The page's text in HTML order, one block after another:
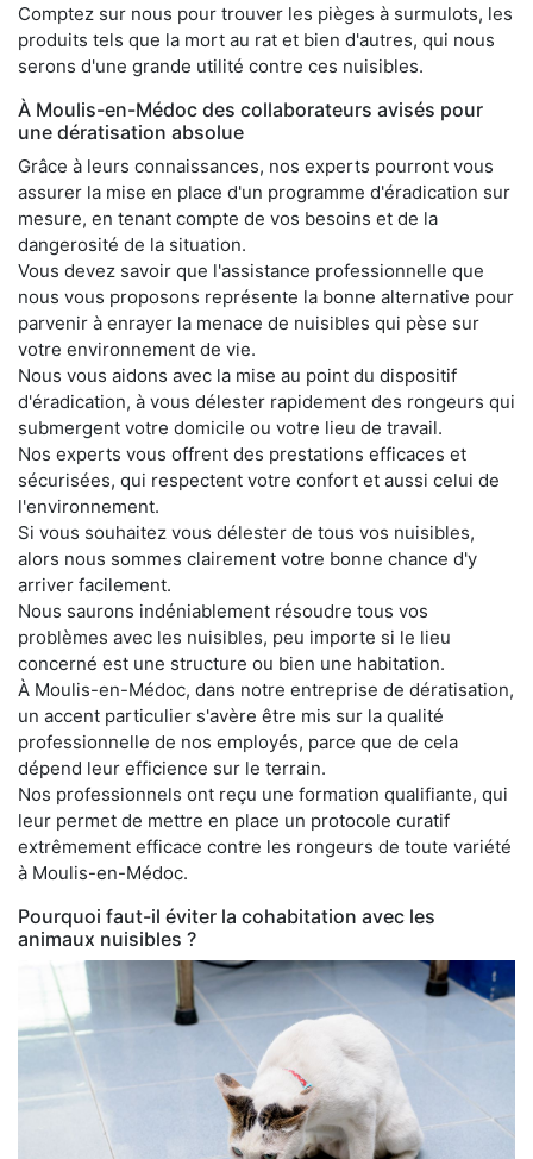
Comptez sur nous pour trouver les pièges à surmulots, les
produits tels que la mort au rat et bien d'autres, qui nous
serons d'une grande utilité contre ces nuisibles.
À Moulis-en-Médoc des collaborateurs avisés pour
une dératisation absolue
Grâce à leurs connaissances, nos experts pourront vous
assurer la mise en place d'un programme d'éradication sur
mesure, en tenant compte de vos besoins et de la
dangerosité de la situation.
Vous devez savoir que l'assistance professionnelle que
nous vous proposons représente la bonne alternative pour
parvenir à enrayer la menace de nuisibles qui pèse sur
votre environnement de vie.
Nous vous aidons avec la mise au point du dispositif
d'éradication, à vous délester rapidement des rongeurs qui
submergent votre domicile ou votre lieu de travail.
Nos experts vous offrent des prestations efficaces et
sécurisées, qui respectent votre confort et aussi celui de
l'environnement.
Si vous souhaitez vous délester de tous vos nuisibles,
alors nous sommes clairement votre bonne chance d'y
arriver facilement.
Nous saurons indéniablement résoudre tous vos
problèmes avec les nuisibles, peu importe si le lieu
concerné est une structure ou bien une habitation.
À Moulis-en-Médoc, dans notre entreprise de dératisation,
un accent particulier s'avère être mis sur la qualité
professionnelle de nos employés, parce que de cela
dépend leur efficience sur le terrain.
Nos professionnels ont reçu une formation qualifiante, qui
leur permet de mettre en place un protocole curatif
extrêmement efficace contre les rongeurs de toute variété
à Moulis-en-Médoc.
Pourquoi faut-il éviter la cohabitation avec les
animaux nuisibles ?